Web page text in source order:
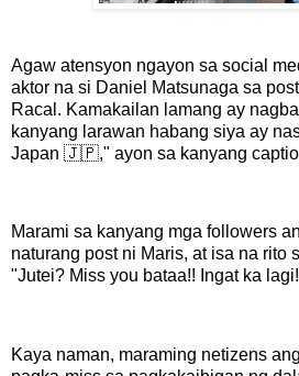
Agaw atensyon ngayon sa social
aktor na si Daniel Matsunaga sa
Racal. Kamakailan lamang ay
kanyang larawan habang siya ay
Japan 🇯🇵," ayon sa kanyang
Marami sa kanyang mga followers
naturang post ni Maris, at isa na rito
"Jutei? Miss you bataa!! Ingat ka
Kaya naman, maraming netizens